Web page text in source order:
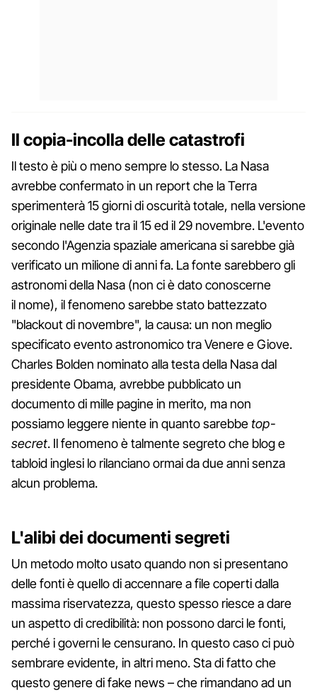
Il copia-incolla delle catastrofi
Il testo è più o meno sempre lo stesso. La Nasa
avrebbe confermato in un report che la Terra
sperimenterà 15 giorni di oscurità totale, nella versione
originale nelle date tra il 15 ed il 29 novembre. L'evento
secondo l'Agenzia spaziale americana si sarebbe già
verificato un milione di anni fa. La fonte sarebbero gli
astronomi della Nasa (non ci è dato conoscerne
il nome), il fenomeno sarebbe stato battezzato
"blackout di novembre", la causa: un non meglio
specificato evento astronomico tra Venere e Giove.
Charles Bolden nominato alla testa della Nasa dal
presidente Obama, avrebbe pubblicato un
documento di mille pagine in merito, ma non
possiamo leggere niente in quanto sarebbetop-
secret. Il fenomeno è talmente segreto che blog e
tabloid inglesi lo rilanciano ormai da due anni senza
alcun problema.
L'alibi dei documenti segreti
Un metodo molto usato quando non si presentano
delle fonti è quello di accennare a file coperti dalla
massima riservatezza, questo spesso riesce a dare
un aspetto di credibilità: non possono darci le fonti,
perché i governi le censurano. In questo caso ci può
sembrare evidente, in altri meno. Sta di fatto che
questo genere di fake news – che rimandano ad un